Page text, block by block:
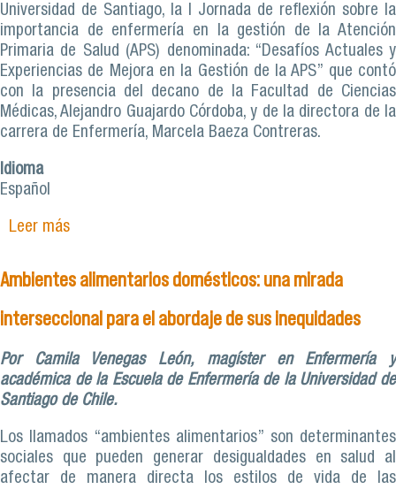
Universidad de Santiago, la I Jornada de reflexión sobre la
importancia de enfermería en la gestión de la Atención
Primaria de Salud (APS) denominada: “Desafíos Actuales y
Experiencias de Mejora en la Gestión de la APS” que contó
con la presencia del decano de la Facultad de Ciencias
Médicas, Alejandro Guajardo Córdoba, y de la directora de la
carrera de Enfermería, Marcela Baeza Contreras.
Idioma
Español
Leer mássobre I jornada de reflexión de enfermería sobre
Ambientes alimentarios domésticos: una mirada
interseccional para el abordaje de sus inequidades
Por Camila Venegas León, magíster en Enfermería y
académica de la Escuela de Enfermería de la Universidad de
Santiago de Chile.
Los llamados “ambientes alimentarios” son determinantes
sociales que pueden generar desigualdades en salud al
afectar de manera directa los estilos de vida de las